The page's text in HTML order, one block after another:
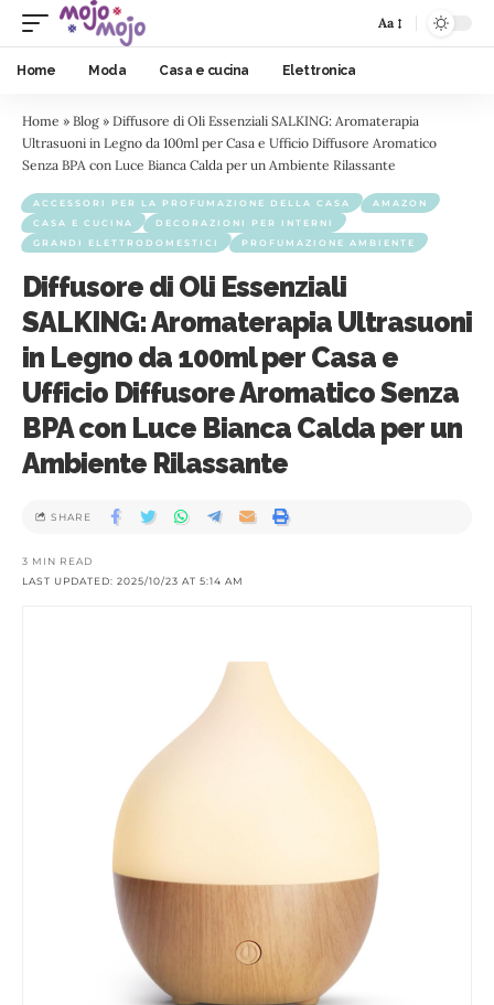
Aa
Home Moda Casa e cucina Elettronica
Home » Blog » Diffusore di Oli Essenziali SALKING: Aromaterapia
Ultrasuoni in Legno da 100ml per Casa e Ufficio Diffusore Aromatico
Senza BPA con Luce Bianca Calda per un Ambiente Rilassante
ACCESSORI PER LA PROFUMAZIONE DELLA CASA
AMAZON
CASA E CUCINA
DECORAZIONI PER INTERNI
GRANDI ELETTRODOMESTICI
PROFUMAZIONE AMBIENTE
Diffusore di Oli Essenziali
SALKING: Aromaterapia Ultrasuoni
in Legno da 100ml per Casa e
Ufficio Diffusore Aromatico Senza
BPA con Luce Bianca Calda per un
Ambiente Rilassante
LAST UPDATED: 2025/10/23 AT 5:14 AM
3 MIN READ
SHARE